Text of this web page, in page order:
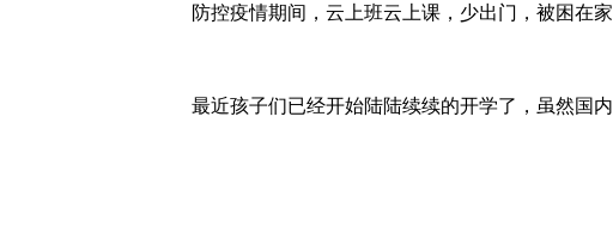
防控疫情期间，云上班云上课，少出门，被困在
最近孩子们已经开始陆陆续续的开学了，虽然国